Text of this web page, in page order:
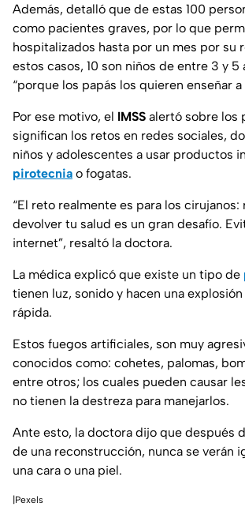
Además, detalló que de estas 100
como pacientes graves, por lo que
hospitalizados hasta por un mes por su
estos casos, 10 son niños de entre 3 y 5
“porque los papás los quieren enseñar
Por ese motivo, el IMSS alertó sobre los
significan los retos en redes sociales,
niños y adolescentes a usar productos
pirotecnia o fogatas.
“El reto realmente es para los
devolver tu salud es un gran desafío.
internet”, resaltó la doctora.
La médica explicó que existe un tipo de
tienen luz, sonido y hacen una
rápida.
Estos fuegos artificiales, son muy
conocidos como: cohetes, palomas,
entre otros; los cuales pueden causar
no tienen la destreza para manejarlos.
Ante esto, la doctora dijo que después
de una reconstrucción, nunca se verán
una cara o una piel.
|Pexels